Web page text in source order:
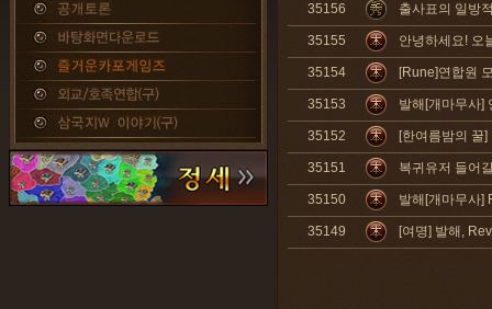
35156 출사표의 일방
35155 안녕하세요! 오
35154 [Rune]연합원
35153 발해[개마무사]
35152 [한여름밤의 꿀
35151 복귀유저 들어
35150 발해[개마무사]
35149 [여명] 발해,